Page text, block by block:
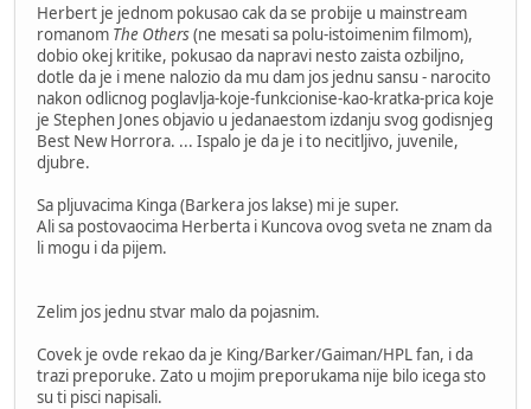
Herbert je jednom pokusao cak da se probije u mainstream
romanom The Others(ne mesati sa polu-istoimenim filmom),
dobio okej kritike, pokusao da napravi nesto zaista ozbiljno,
dotle da je i mene nalozio da mu dam jos jednu sansu - narocito
nakon odlicnog poglavlja-koje-funkcionise-kao-kratka-prica koje
je Stephen Jones objavio u jedanaestom izdanju svog godisnjeg
Best New Horrora. ... Ispalo je da je i to necitljivo, juvenile,
djubre.
Sa pljuvacima Kinga (Barkera jos lakse) mi je super.
Ali sa postovaocima Herberta i Kuncova ovog sveta ne znam da
li mogu i da pijem.
Zelim jos jednu stvar malo da pojasnim.
Covek je ovde rekao da je King/Barker/Gaiman/HPL fan, i da
trazi preporuke. Zato u mojim preporukama nije bilo icega sto
su ti pisci napisali.